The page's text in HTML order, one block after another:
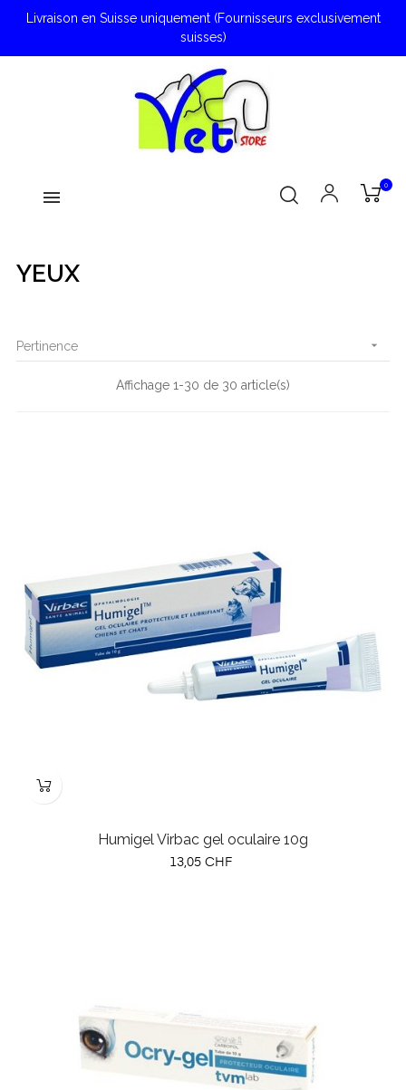
Livraison en Suisse uniquement (Fournisseurs exclusivement
suisses)
0
YEUX
Pertinence 
Affichage 1-30 de 30 article(s)
Humigel Virbac gel oculaire 10g
Prix
13,05 CHF